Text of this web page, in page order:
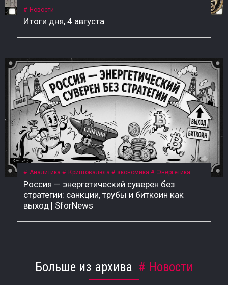
Новости
Итоги дня, 4 августа
Аналитика Криптовалюта экономика Энергетика
Россия — энергетический суверен без
стратегии: санкции, трубы и биткоин как
выход | SforNews
Больше из архива Новости